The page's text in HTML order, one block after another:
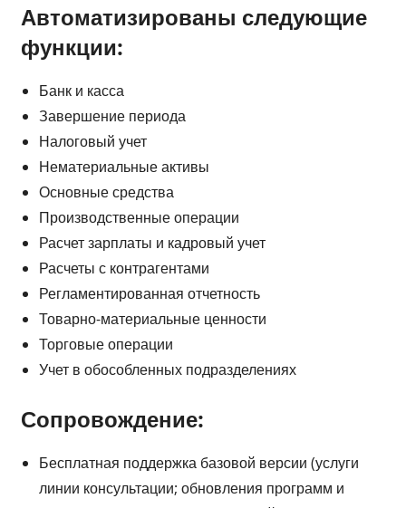
Автоматизированы следующие
функции:
Банк и касса
Завершение периода
Налоговый учет
Нематериальные активы
Основные средства
Производственные операции
Расчет зарплаты и кадровый учет
Расчеты с контрагентами
Регламентированная отчетность
Товарно-материальные ценности
Торговые операции
Учет в обособленных подразделениях
Сопровождение:
Бесплатная поддержка базовой версии (услуги
линии консультации; обновления программ и